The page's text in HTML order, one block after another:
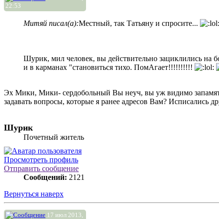
22:53
Митяй писал(а):Местный, так Татьяну и спросите...
Шурик, мил человек, вы действительно зациклились на
и в карманах "становиться тихо. ПомАгает!!!!!!!!!!
Эх Мики, Мики- сердобольный Вы неуч, вы уж видимо
задавать вопросы, которые я ранее адресов Вам? Исписались
Шурик
Почетный житель
Просмотреть профиль
Отправить сообщение
Сообщений: 2121
Вернуться наверх
17 июл 2013,